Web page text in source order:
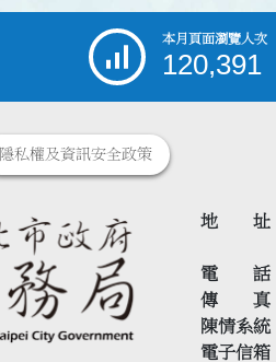
本月頁面瀏覽人次
120,391
隱私權及資訊安全政策
地 址
電 話
傳 真
陳情系統
電子信箱